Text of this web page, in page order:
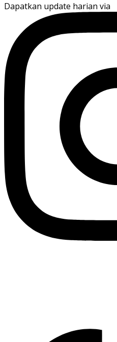
Dapatkan update harian via